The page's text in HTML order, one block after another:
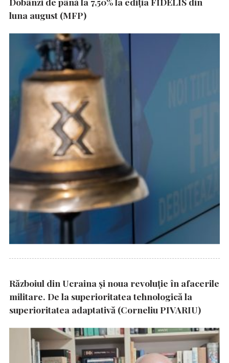
luna august (MFP)
Războiul din Ucraina și noua revoluție în afacerile
militare. De la superioritatea tehnologică la
superioritatea adaptativă (Corneliu PIVARIU)